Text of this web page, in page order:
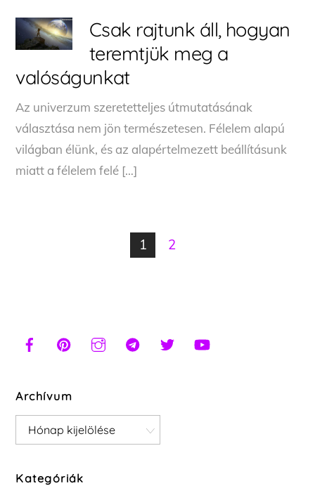
Csak rajtunk áll, hogyan
teremtjük meg a
valóságunkat
Az univerzum szeretetteljes útmutatásának
választása nem jön természetesen. Félelem alapú
világban élünk, és az alapértelmezett beállításunk
miatt a félelem felé […]
1 2
Archívum
Archívum
Kategóriák